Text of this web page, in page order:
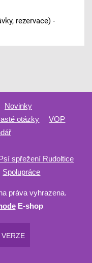
rezervace) -
Novinky
otázky
VOP
spřežení Rudoltice
Spolupráce
práva vyhrazena.
E-shop